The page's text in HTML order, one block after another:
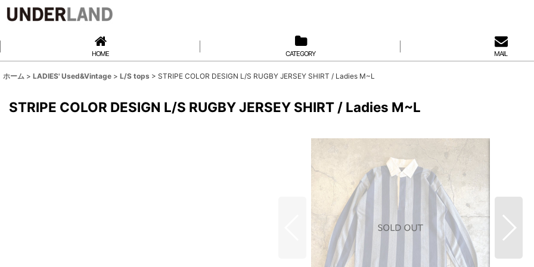
HOME CATEGORY MAIL
ホーム > LADIES' Used&Vintage > L/S tops > STRIPE COLOR DESIGN L/S RUGBY JERSEY SHIRT / Ladies M~L
STRIPE COLOR DESIGN L/S RUGBY JERSEY SHIRT / Ladies M~L